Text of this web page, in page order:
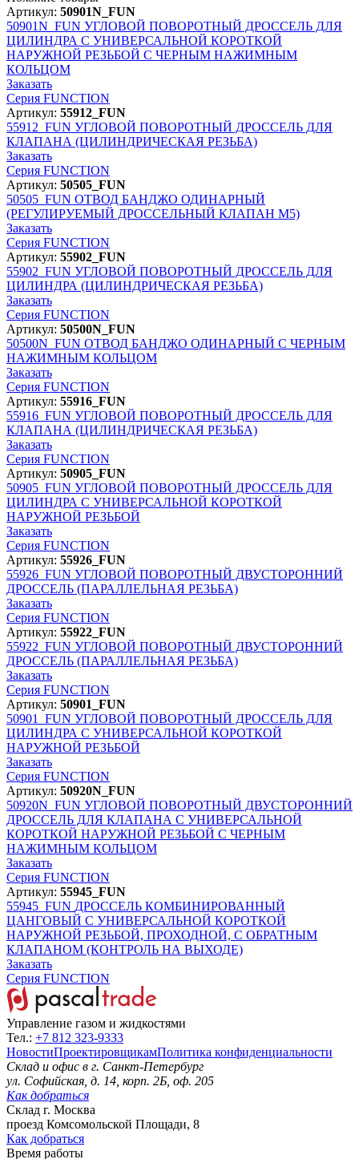
Артикул: 50901N_FUN
50901N_FUN УГЛОВОЙ ПОВОРОТНЫЙ ДРОССЕЛЬ ДЛЯ
ЦИЛИНДРА С УНИВЕРСАЛЬНОЙ КОРОТКОЙ
НАРУЖНОЙ РЕЗЬБОЙ С ЧЕРНЫМ НАЖИМНЫМ
КОЛЬЦОМ
Заказать
Серия FUNCTION
Артикул: 55912_FUN
55912_FUN УГЛОВОЙ ПОВОРОТНЫЙ ДРОССЕЛЬ ДЛЯ
КЛАПАНА (ЦИЛИНДРИЧЕСКАЯ РЕЗЬБА)
Заказать
Серия FUNCTION
Артикул: 50505_FUN
50505_FUN ОТВОД БАНДЖО ОДИНАРНЫЙ
(РЕГУЛИРУЕМЫЙ ДРОССЕЛЬНЫЙ КЛАПАН M5)
Заказать
Серия FUNCTION
Артикул: 55902_FUN
55902_FUN УГЛОВОЙ ПОВОРОТНЫЙ ДРОССЕЛЬ ДЛЯ
ЦИЛИНДРА (ЦИЛИНДРИЧЕСКАЯ РЕЗЬБА)
Заказать
Серия FUNCTION
Артикул: 50500N_FUN
50500N_FUN ОТВОД БАНДЖО ОДИНАРНЫЙ С ЧЕРНЫМ
НАЖИМНЫМ КОЛЬЦОМ
Заказать
Серия FUNCTION
Артикул: 55916_FUN
55916_FUN УГЛОВОЙ ПОВОРОТНЫЙ ДРОССЕЛЬ ДЛЯ
КЛАПАНА (ЦИЛИНДРИЧЕСКАЯ РЕЗЬБА)
Заказать
Серия FUNCTION
Артикул: 50905_FUN
50905_FUN УГЛОВОЙ ПОВОРОТНЫЙ ДРОССЕЛЬ ДЛЯ
ЦИЛИНДРА С УНИВЕРСАЛЬНОЙ КОРОТКОЙ
НАРУЖНОЙ РЕЗЬБОЙ
Заказать
Серия FUNCTION
Артикул: 55926_FUN
55926_FUN УГЛОВОЙ ПОВОРОТНЫЙ ДВУСТОРОННИЙ
ДРОССЕЛЬ (ПАРАЛЛЕЛЬНАЯ РЕЗЬБА)
Заказать
Серия FUNCTION
Артикул: 55922_FUN
55922_FUN УГЛОВОЙ ПОВОРОТНЫЙ ДВУСТОРОННИЙ
ДРОССЕЛЬ (ПАРАЛЛЕЛЬНАЯ РЕЗЬБА)
Заказать
Серия FUNCTION
Артикул: 50901_FUN
50901_FUN УГЛОВОЙ ПОВОРОТНЫЙ ДРОССЕЛЬ ДЛЯ
ЦИЛИНДРА С УНИВЕРСАЛЬНОЙ КОРОТКОЙ
НАРУЖНОЙ РЕЗЬБОЙ
Заказать
Серия FUNCTION
Артикул: 50920N_FUN
50920N_FUN УГЛОВОЙ ПОВОРОТНЫЙ ДВУСТОРОННИЙ
ДРОССЕЛЬ ДЛЯ КЛАПАНА С УНИВЕРСАЛЬНОЙ
КОРОТКОЙ НАРУЖНОЙ РЕЗЬБОЙ С ЧЕРНЫМ
НАЖИМНЫМ КОЛЬЦОМ
Заказать
Серия FUNCTION
Артикул: 55945_FUN
55945_FUN ДРОССЕЛЬ КОМБИНИРОВАННЫЙ
ЦАНГОВЫЙ С УНИВЕРСАЛЬНОЙ КОРОТКОЙ
НАРУЖНОЙ РЕЗЬБОЙ, ПРОХОДНОЙ, С ОБРАТНЫМ
КЛАПАНОМ (КОНТРОЛЬ НА ВЫХОДЕ)
Заказать
Серия FUNCTION
Управление газом и жидкостями
Тел.: +7 812 323-9333
НовостиПроектировщикамПолитика конфиденциальности
Склад и офис в г. Санкт-Петербург
ул. Софийская, д. 14, корп. 2Б, оф. 205
Как добраться
Склад г. Москва
проезд Комсомольской Площади, 8
Как добраться
Время работы